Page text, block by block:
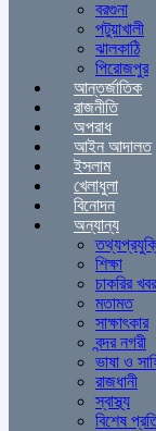
বরগুনা
পটুয়াখালী
ঝালকাঠি
পিরোজপুর
আন্তর্জাতিক
রাজনীতি
অপরাধ
আইন আদালত
ইসলাম
খেলাধুলা
বিনোদন
অন্যান্য
শিক্ষা
চাকরির খবর
মতামত
সাক্ষাৎকার
বন্দর নগরী
ভাষা ও
রাজধানী
স্বাস্থ্য
বিশেষ